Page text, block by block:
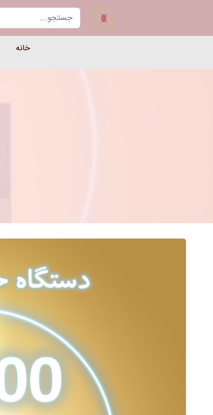
ایران حضور — مرجع تخصصی
خانه